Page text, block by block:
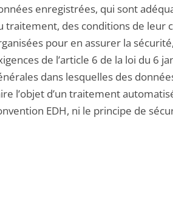
enregistrées, qui sont
traitement, des conditions de leur
pour en assurer la
de l’article 6 de la loi du 6
dans lesquelles des
l’objet d’un traitement
EDH, ni le principe de